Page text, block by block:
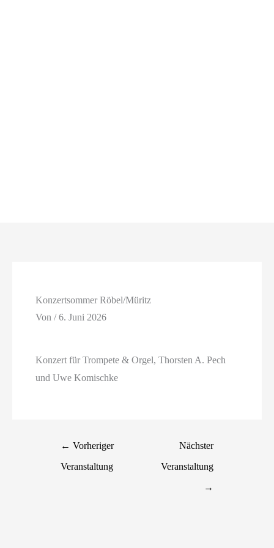
Konzertsommer Röbel/Müritz
Von/6. Juni 2026
Konzert für Trompete & Orgel, Thorsten A. Pech
und Uwe Komischke
← Vorheriger
Veranstaltung
Nächster
Veranstaltung
→